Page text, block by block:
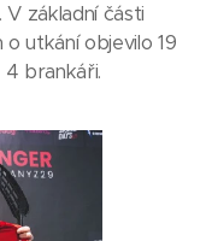
základní části
utkání objevilo 19
4 brankáři.